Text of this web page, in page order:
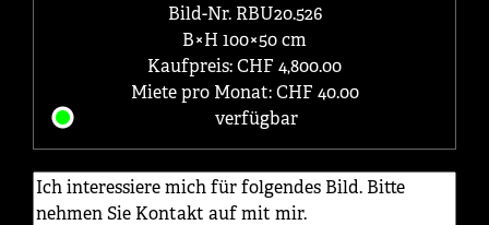
Bild-Nr. RBU20.526
B×H 100×50 cm
Kaufpreis: CHF 4,800.00
Miete pro Monat: CHF 40.00
verfügbar